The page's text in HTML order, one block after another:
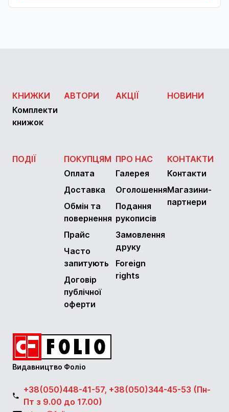
КНИЖКИ
Комплекти
книжок
АВТОРИ АКЦІЇ НОВИНИ
ПОДІЇ
ПОКУПЦЯМ
Оплата
Доставка
Обмін та
повернення
Прайс
Часто
запитують
Договір
публічної
оферти
ПРО НАС
Галерея
Оголошення
Подання
рукописів
Замовлення
друку
Foreign
rights
КОНТАКТИ
Контакти
Магазини-
партнери
Видавництво Фоліо
+38(050)448-41-57, +38(050)344-45-53 (Пн-
Пт з 9.00 до 17.00)